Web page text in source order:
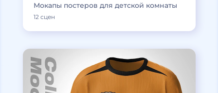
Мокапы постеров для детской комнаты
12 сцен